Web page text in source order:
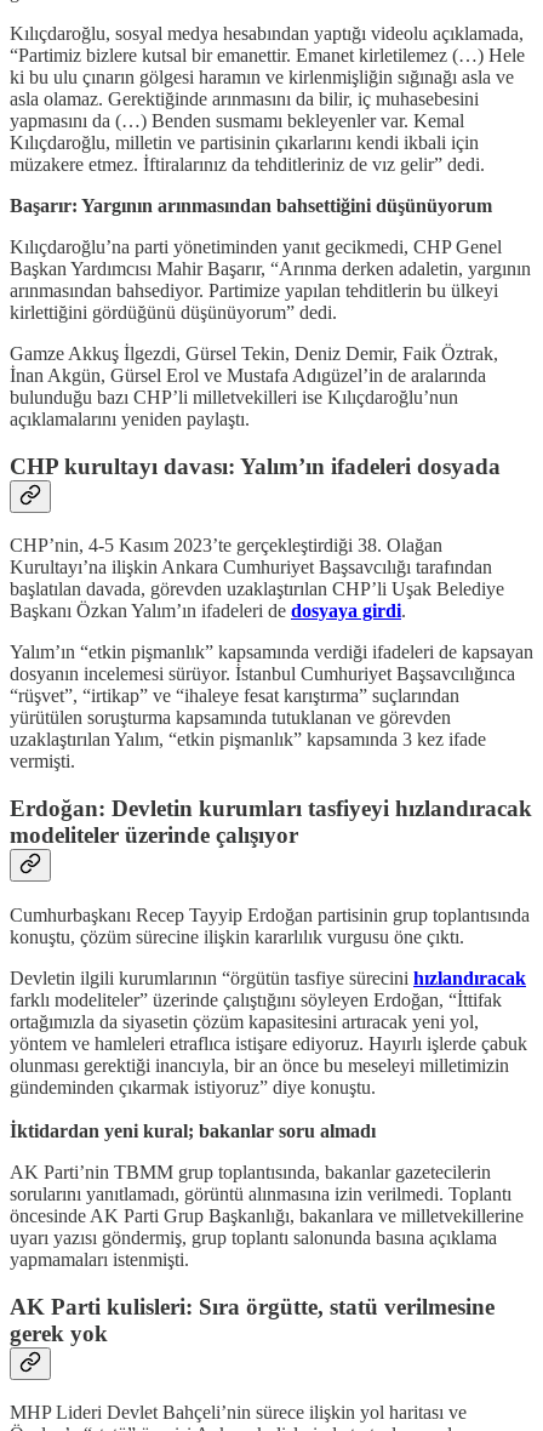
Kılıçdaroğlu, sosyal medya hesabından yaptığı videolu açıklamada,
“Partimiz bizlere kutsal bir emanettir. Emanet kirletilemez (…) Hele
ki bu ulu çınarın gölgesi haramın ve kirlenmişliğin sığınağı asla ve
asla olamaz. Gerektiğinde arınmasını da bilir, iç muhasebesini
yapmasını da (…) Benden susmamı bekleyenler var. Kemal
Kılıçdaroğlu, milletin ve partisinin çıkarlarını kendi ikbali için
müzakere etmez. İftiralarınız da tehditleriniz de vız gelir” dedi.
Başarır: Yargının arınmasından bahsettiğini düşünüyorum
Kılıçdaroğlu’na parti yönetiminden yanıt gecikmedi, CHP Genel
Başkan Yardımcısı Mahir Başarır, “Arınma derken adaletin, yargının
arınmasından bahsediyor. Partimize yapılan tehditlerin bu ülkeyi
kirlettiğini gördüğünü düşünüyorum” dedi.
Gamze Akkuş İlgezdi, Gürsel Tekin, Deniz Demir, Faik Öztrak,
İnan Akgün, Gürsel Erol ve Mustafa Adıgüzel’in de aralarında
bulunduğu bazı CHP’li milletvekilleri ise Kılıçdaroğlu’nun
açıklamalarını yeniden paylaştı.
CHP kurultayı davası: Yalım’ın ifadeleri dosyada
CHP’nin, 4-5 Kasım 2023’te gerçekleştirdiği 38. Olağan
Kurultayı’na ilişkin Ankara Cumhuriyet Başsavcılığı tarafından
başlatılan davada, görevden uzaklaştırılan CHP’li Uşak Belediye
Başkanı Özkan Yalım’ın ifadeleri de dosyaya girdi.
Yalım’ın “etkin pişmanlık” kapsamında verdiği ifadeleri de kapsayan
dosyanın incelemesi sürüyor. İstanbul Cumhuriyet Başsavcılığınca
“rüşvet”, “irtikap” ve “ihaleye fesat karıştırma” suçlarından
yürütülen soruşturma kapsamında tutuklanan ve görevden
uzaklaştırılan Yalım, “etkin pişmanlık” kapsamında 3 kez ifade
vermişti.
Erdoğan: Devletin kurumları tasfiyeyi hızlandıracak
modeliteler üzerinde çalışıyor
Cumhurbaşkanı Recep Tayyip Erdoğan partisinin grup toplantısında
konuştu, çözüm sürecine ilişkin kararlılık vurgusu öne çıktı.
Devletin ilgili kurumlarının “örgütün tasfiye sürecini hızlandıracak
farklı modeliteler” üzerinde çalıştığını söyleyen Erdoğan, “İttifak
ortağımızla da siyasetin çözüm kapasitesini artıracak yeni yol,
yöntem ve hamleleri etraflıca istişare ediyoruz. Hayırlı işlerde çabuk
olunması gerektiği inancıyla, bir an önce bu meseleyi milletimizin
gündeminden çıkarmak istiyoruz” diye konuştu.
İktidardan yeni kural; bakanlar soru almadı
AK Parti’nin TBMM grup toplantısında, bakanlar gazetecilerin
sorularını yanıtlamadı, görüntü alınmasına izin verilmedi. Toplantı
öncesinde AK Parti Grup Başkanlığı, bakanlara ve milletvekillerine
uyarı yazısı göndermiş, grup toplantı salonunda basına açıklama
yapmamaları istenmişti.
AK Parti kulisleri: Sıra örgütte, statü verilmesine
gerek yok
MHP Lideri Devlet Bahçeli’nin sürece ilişkin yol haritası ve